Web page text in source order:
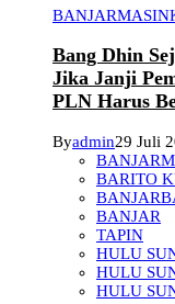
BANJARMASIN
Bang Dhin
Jika Janji
PLN Harus
Byadmin29 Juli
BARITO
BANJAR
TAPIN
HULU
HULU
HULU